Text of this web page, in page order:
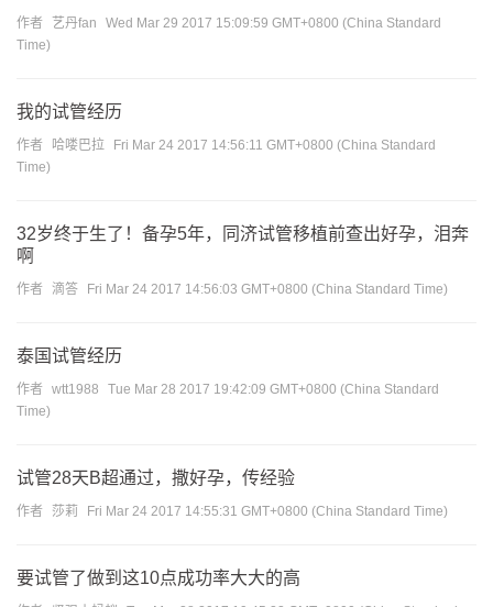
作者 艺丹fan
Wed Mar 29 2017 15:09:59 GMT+0800 (China Standard
Time)
我的试管经历
作者 哈喽巴拉
Fri Mar 24 2017 14:56:11 GMT+0800 (China Standard
Time)
32岁终于生了！备孕5年，同济试管移植前查出好孕，泪奔
啊
作者 滴答 Fri Mar 24 2017 14:56:03 GMT+0800 (China Standard Time)
泰国试管经历
作者 wtt1988
Tue Mar 28 2017 19:42:09 GMT+0800 (China Standard
Time)
试管28天B超通过，撒好孕，传经验
作者 莎莉 Fri Mar 24 2017 14:55:31 GMT+0800 (China Standard Time)
要试管了做到这10点成功率大大的高